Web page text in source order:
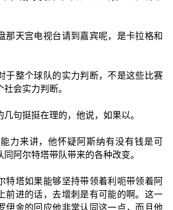
那天宫电视台请到嘉宾呢，是卡拉格和
于整个球队的实力判断，不是这些比赛
会实力判断。
句挺挺在理的，他说，如果以。
力来讲，他怀疑阿斯纳有没有钱是可
阿尔特塔带队带来的各种改变。
特塔如果能够坚持带领着利呃带领着阿
前进的话，去增刺是有可能的啊。这一
伊金的回应他非常认同这一点，而且他